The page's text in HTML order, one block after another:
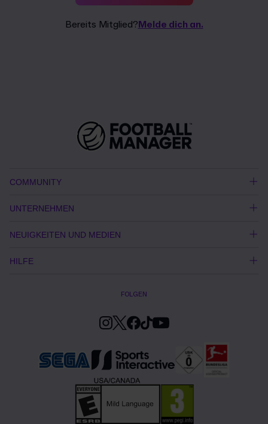
Bereits Mitglied?Melde dich an.
COMMUNITY
UNTERNEHMEN
NEUIGKEITEN UND MEDIEN
HILFE
FOLGEN